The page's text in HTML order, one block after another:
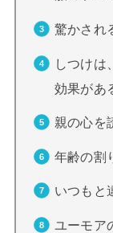
驚かされ
しつけは
効果があ
親の心を
年齢の割
いつもと
ユーモア